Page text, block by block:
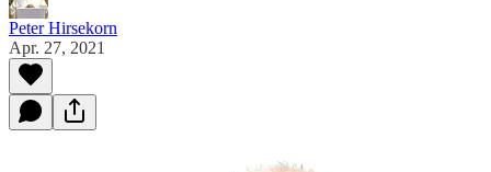
Peter Hirsekorn
Apr. 27, 2021